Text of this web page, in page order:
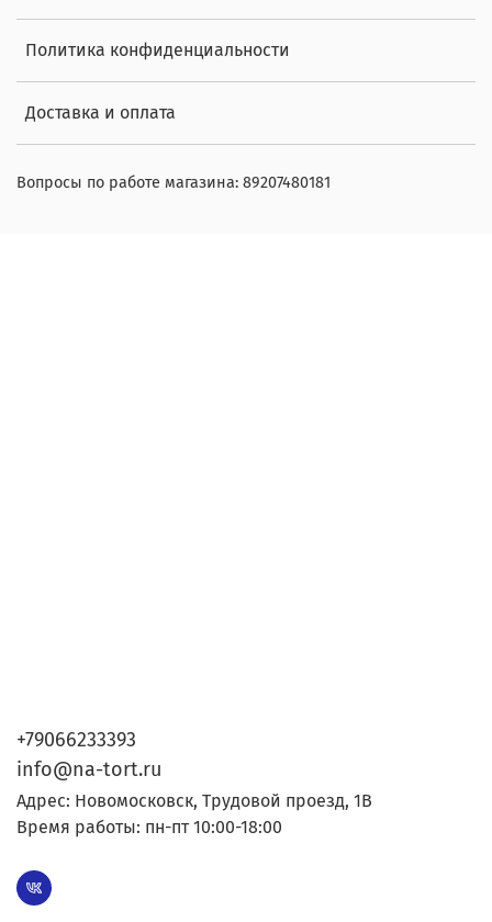
Политика конфиденциальности
Доставка и оплата
Вопросы по работе магазина: 89207480181
+79066233393
info@na-tort.ru
Адрес: Новомосковск, Трудовой проезд, 1В
Время работы: пн-пт 10:00-18:00